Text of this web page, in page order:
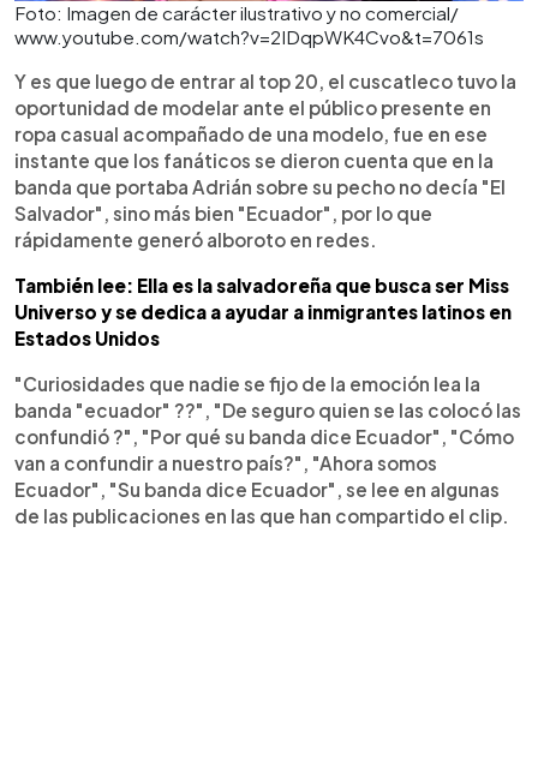
Foto: Imagen de carácter ilustrativo y no comercial/
www.youtube.com/watch?v=2IDqpWK4Cvo&t=7061s
Y es que luego de entrar al top 20, el cuscatleco tuvo la
oportunidad de modelar ante el público presente en
ropa casual acompañado de una modelo, fue en ese
instante que los fanáticos se dieron cuenta que en la
banda que portaba Adrián sobre su pecho no decía "El
Salvador", sino más bien "Ecuador", por lo que
rápidamente generó alboroto en redes.
También lee: Ella es la salvadoreña que busca ser Miss
Universo y se dedica a ayudar a inmigrantes latinos en
Estados Unidos
"Curiosidades que nadie se fijo de la emoción lea la
banda "ecuador" ??", "De seguro quien se las colocó las
confundió ?", "Por qué su banda dice Ecuador", "Cómo
van a confundir a nuestro país?", "Ahora somos
Ecuador", "Su banda dice Ecuador", se lee en algunas
de las publicaciones en las que han compartido el clip.